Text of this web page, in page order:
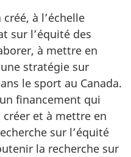
à l’échelle
sur l’équité des
à mettre en
stratégie sur
le sport au Canada.
financement qui
créer et à mettre en
sur l’équité
la recherche sur